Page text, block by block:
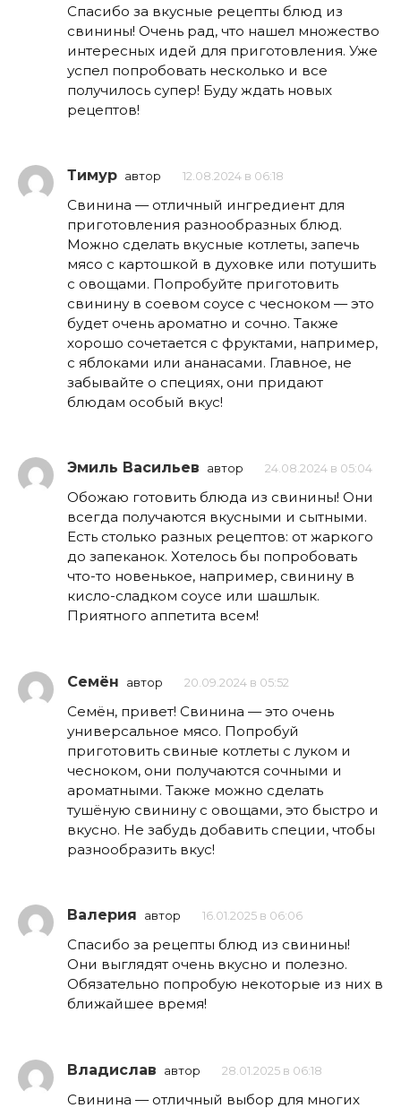
Спасибо за вкусные рецепты блюд из
свинины! Очень рад, что нашел множество
интересных идей для приготовления. Уже
успел попробовать несколько и все
получилось супер! Буду ждать новых
рецептов!
Тимур автор 12.08.2024 в 06:18
Свинина — отличный ингредиент для
приготовления разнообразных блюд.
Можно сделать вкусные котлеты, запечь
мясо с картошкой в духовке или потушить
с овощами. Попробуйте приготовить
свинину в соевом соусе с чесноком — это
будет очень ароматно и сочно. Также
хорошо сочетается с фруктами, например,
с яблоками или ананасами. Главное, не
забывайте о специях, они придают
блюдам особый вкус!
Эмиль Васильев автор 24.08.2024 в 05:04
Обожаю готовить блюда из свинины! Они
всегда получаются вкусными и сытными.
Есть столько разных рецептов: от жаркого
до запеканок. Хотелось бы попробовать
что-то новенькое, например, свинину в
кисло-сладком соусе или шашлык.
Приятного аппетита всем!
Семён автор 20.09.2024 в 05:52
Семён, привет! Свинина — это очень
универсальное мясо. Попробуй
приготовить свиные котлеты с луком и
чесноком, они получаются сочными и
ароматными. Также можно сделать
тушёную свинину с овощами, это быстро и
вкусно. Не забудь добавить специи, чтобы
разнообразить вкус!
Валерия автор 16.01.2025 в 06:06
Спасибо за рецепты блюд из свинины!
Они выглядят очень вкусно и полезно.
Обязательно попробую некоторые из них в
ближайшее время!
Владислав автор 28.01.2025 в 06:18
Свинина — отличный выбор для многих